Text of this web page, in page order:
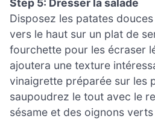
Step 5: Dresser la salade
Disposez les patates
vers le haut sur un plat de
fourchette pour les écraser
ajoutera une texture
vinaigrette préparée sur les
saupoudrez le tout avec le
sésame et des oignons